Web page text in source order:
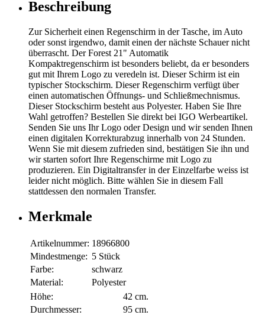
Beschreibung
Zur Sicherheit einen Regenschirm in der Tasche, im Auto
oder sonst irgendwo, damit einen der nächste Schauer nicht
überrascht. Der Forest 21" Automatik
Kompaktregenschirm ist besonders beliebt, da er besonders
gut mit Ihrem Logo zu veredeln ist. Dieser Schirm ist ein
typischer Stockschirm. Dieser Regenschirm verfügt über
einen automatischen Öffnungs- und Schließmechnismus.
Dieser Stockschirm besteht aus Polyester. Haben Sie Ihre
Wahl getroffen? Bestellen Sie direkt bei IGO Werbeartikel.
Senden Sie uns Ihr Logo oder Design und wir senden Ihnen
einen digitalen Korrekturabzug innerhalb von 24 Stunden.
Wenn Sie mit diesem zufrieden sind, bestätigen Sie ihn und
wir starten sofort Ihre Regenschirme mit Logo zu
produzieren. Ein Digitaltransfer in der Einzelfarbe weiss ist
leider nicht möglich. Bitte wählen Sie in diesem Fall
stattdessen den normalen Transfer.
Merkmale
Artikelnummer: 18966800
Mindestmenge: 5 Stück
Farbe:
schwarz
Material:
Polyester
Höhe:
42 cm.
Durchmesser:
95 cm.